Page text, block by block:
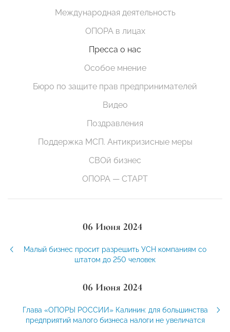
Международная деятельность
ОПОРА в лицах
Пресса о нас
Особое мнение
Бюро по защите прав предпринимателей
Видео
Поздравления
Поддержка МСП. Антикризисные меры
СВОй бизнес
ОПОРА — СТАРТ
06 Июня 2024
Малый бизнес просит разрешить УСН компаниям со
штатом до 250 человек
06 Июня 2024
Глава «ОПОРЫ РОССИИ» Калинин: для большинства
предприятий малого бизнеса налоги не увеличатся